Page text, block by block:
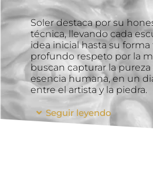
Soler destaca por su
técnica, llevando cada
idea inicial hasta su
profundo respeto por la
buscan capturar la pureza
esencia humana, en un
entre el artista y la piedra.
Seguir leyendo